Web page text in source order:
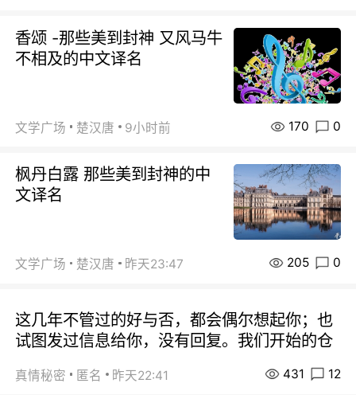
香颂 -那些美到封神 又风马牛
不相及的中文译名
文学广场 楚汉唐 9小时前 170 0
枫丹白露 那些美到封神的中
文译名
文学广场 楚汉唐 昨天23:47 205 0
这几年不管过的好与否，都会偶尔想起你；也
试图发过信息给你，没有回复。我们开始的仓
真情秘密 匿名 昨天22:41 431 12